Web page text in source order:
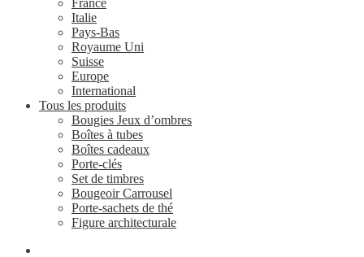
France
Italie
Pays-Bas
Royaume Uni
Suisse
Europe
International
Tous les produits
Bougies Jeux d’ombres
Boîtes à tubes
Boîtes cadeaux
Porte-clés
Set de timbres
Bougeoir Carrousel
Porte-sachets de thé
Figure architecturale